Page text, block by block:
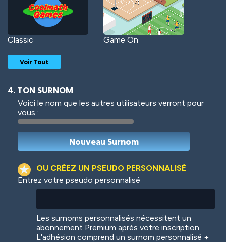
Classic Game On
Woof
Colorful
Voir Tout
4. TON SURNOM
Voici le nom que les autres utilisateurs verront pour
vous :
OU CRÉEZ UN PSEUDO PERSONNALISÉ
Entrez votre pseudo personnalisé
Les surnoms personnalisés nécessitent un
abonnement Premium après votre inscription.
L'adhésion comprend un surnom personnalisé +